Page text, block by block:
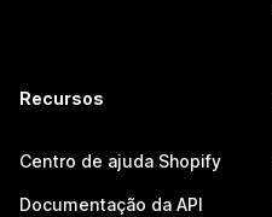
Recursos
Centro de ajuda Shopify
Documentação da API